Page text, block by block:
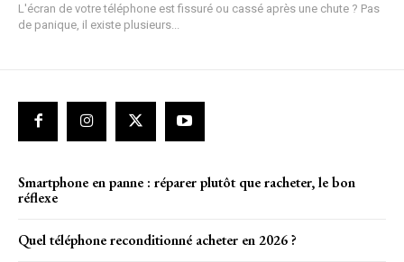
L'écran de votre téléphone est fissuré ou cassé après une chute ? Pas
de panique, il existe plusieurs...
Smartphone en panne : réparer plutôt que racheter, le bon
réflexe
Quel téléphone reconditionné acheter en 2026 ?